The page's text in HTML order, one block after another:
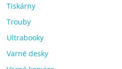
Tiskárny
Trouby
Ultrabooky
Varné desky